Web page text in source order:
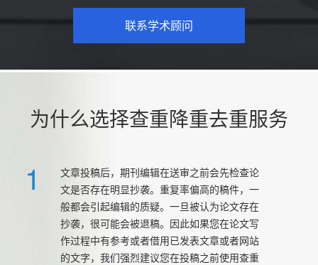
联系学术顾问
为什么选择查重降重去重服务
1
文章投稿后，期刊编辑在送审之前会先检查论
文是否存在明显抄袭。重复率偏高的稿件，一
般都会引起编辑的质疑。一旦被认为论文存在
抄袭，很可能会被退稿。因此如果您在论文写
作过程中有参考或者借用已发表文章或者网站
的文字，我们强烈建议您在投稿之前使用查重